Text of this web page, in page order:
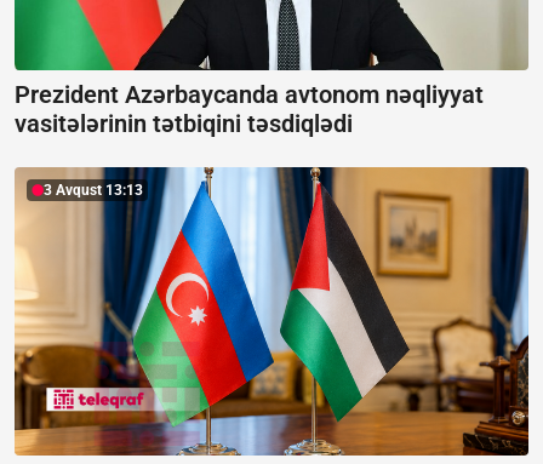
Prezident Azərbaycanda avtonom nəqliyyat
vasitələrinin tətbiqini təsdiqlədi
3 Avqust 13:13